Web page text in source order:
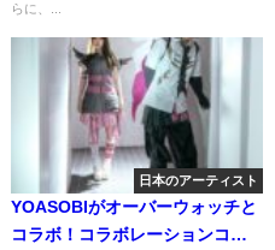
らに、...
日本のアーティスト
YOASOBIがオーバーウォッチと
コラボ！コラボレーションコン